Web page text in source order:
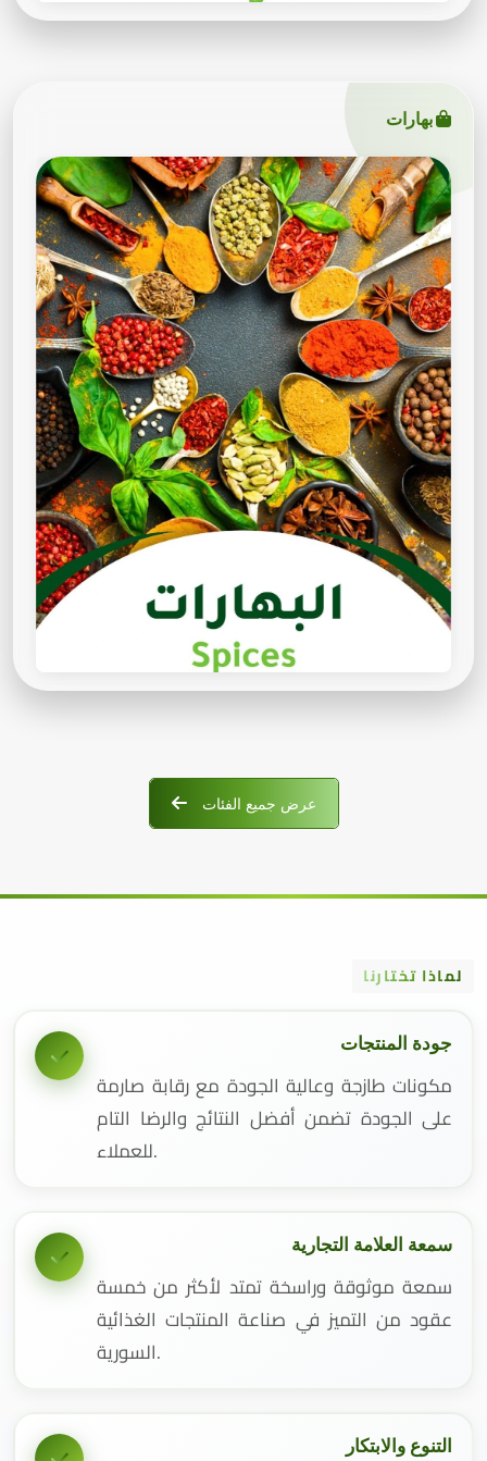
بهارات
عرض جميع الفئات
لماذا تختارنا
جودة المنتجات
مكونات طازجة وعالية الجودة مع رقابة صارمة
على الجودة تضمن أفضل النتائج والرضا التام
للعملاء.
سمعة العلامة التجارية
سمعة موثوقة وراسخة تمتد لأكثر من خمسة
عقود من التميز في صناعة المنتجات الغذائية
السورية.
التنوع والابتكار